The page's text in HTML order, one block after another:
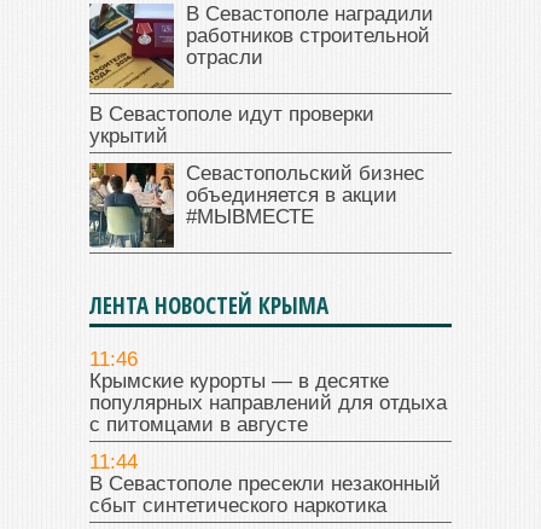
В Севастополе наградили
работников строительной
отрасли
В Севастополе идут проверки
укрытий
Севастопольский бизнес
объединяется в акции
#МЫВМЕСТЕ
ЛЕНТА НОВОСТЕЙ КРЫМА
11:46
Крымские курорты — в десятке
популярных направлений для отдыха
с питомцами в августе
11:44
В Севастополе пресекли незаконный
сбыт синтетического наркотика